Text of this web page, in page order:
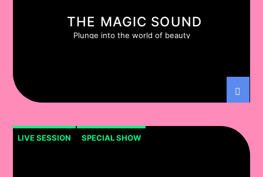
THE MAGIC SOUND
Plunge into the world of beauty
LIVE SESSION SPECIAL SHOW